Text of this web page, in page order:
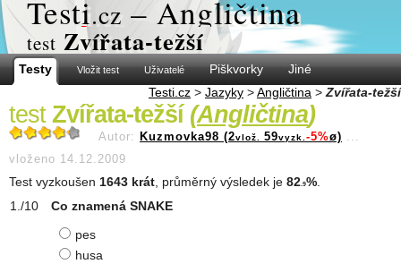
Testi.cz – Angličtina
test Zvířata-težší
Testy Vložit test Uživatelé Piškvorky
Jiné
Testi.cz > Jazyky >Angličtina > Zvířata-težší
test Zvířata-težší (Angličtina)
Autor: Kuzmovka98 (2vlož. 59vyzk. -5%ø) ...
vloženo 14.12.2009
Test vyzkoušen 1643 krát , průměrný výsledek je 82 .9%
Co znamená SNAKE
pes
husa